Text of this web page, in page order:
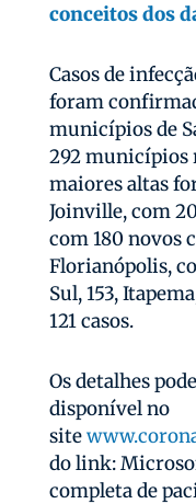
conceitos dos
Casos de
foram
municípios de
292 municípios
maiores altas
Joinville, com
com 180 novos
Florianópolis,
Sul, 153,
121 casos.
Os detalhes
disponível no
site
do link:
completa de